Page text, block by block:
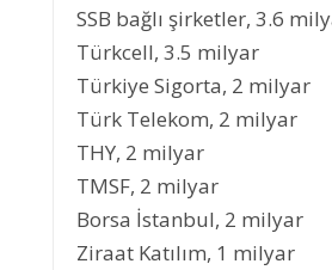
SSB bağlı şirketler, 3.6
Türkcell, 3.5 milyar
Türkiye Sigorta, 2 milyar
Türk Telekom, 2 milyar
THY, 2 milyar
TMSF, 2 milyar
Borsa İstanbul, 2 milyar
Ziraat Katılım, 1 milyar